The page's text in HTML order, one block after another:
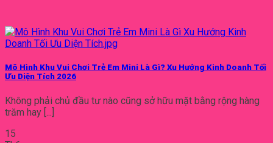
Mô Hình Khu Vui Chơi Trẻ Em Mini Là Gì? Xu Hướng Kinh Doanh Tối
Ưu Diện Tích 2026
Không phải chủ đầu tư nào cũng sở hữu mặt bằng rộng hàng
trăm hay [...]
15